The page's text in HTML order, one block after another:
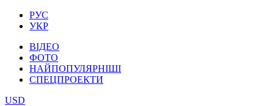
РУС
УКР
ВІДЕО
ФОТО
НАЙПОПУЛЯРНІШІ
СПЕЦПРОЕКТИ
USD